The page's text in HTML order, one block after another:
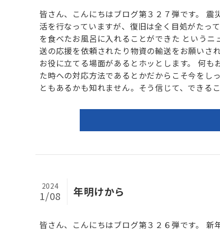
皆さん、こんにちはブログ第３２７弾です。
活を行なっていますが、復旧は全く目処がたっ
を食べたお風呂に入れることができた という
送の応援を依頼されたり物資の輸送をお願いさ
お役に立てる場面があるとホッとします。 何
た時への対応方法であるとかだからこそ今をし
ともあるかも知れません。そう信じて、できる
年明けから
2024
1/08
皆さん、こんにちはブログ第３２６弾です。